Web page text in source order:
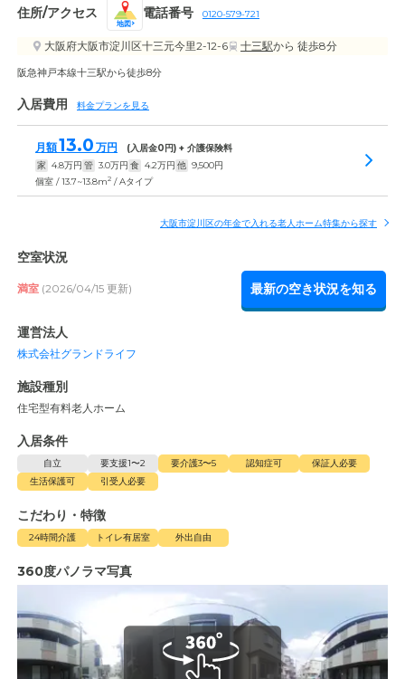
住所/アクセス
地図
電話番号 0120-579-721
大阪府大阪市淀川区十三元今里2-12-6 十三駅から 徒歩8分
阪急神戸本線十三駅から徒歩8分
入居費用 料金プランを見る
月額13.0 万円 (入居金0円) + 介護保険料
家 4.8万円 管 3.0万円 食 4.2万円 他 9,500円
個室 / 13.7~13.8m2 / Aタイプ
大阪市淀川区の年金で入れる老人ホーム特集から探す
空室状況
満室 (2026/04/15 更新) 最新の空き状況を知る
運営法人
株式会社グランドライフ
施設種別
住宅型有料老人ホーム
入居条件
自立 要支援1〜2 要介護3〜5 認知症可
保証人必要
生活保護可
引受人必要
こだわり・特徴
24時間介護 トイレ有居室 外出自由
360度パノラマ写真